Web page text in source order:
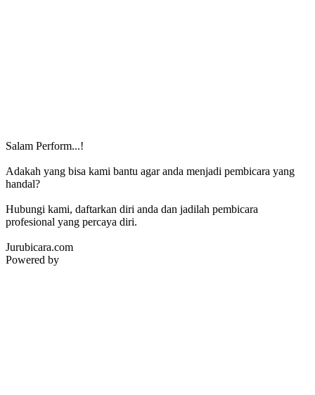
Salam Perform...!
Adakah yang bisa kami bantu agar anda menjadi pembicara yang
handal?
Hubungi kami, daftarkan diri anda dan jadilah pembicara
profesional yang percaya diri.
Jurubicara.com
Powered by